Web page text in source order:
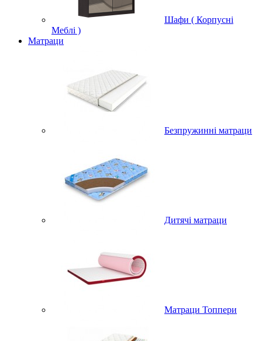
Шафи ( Корпусні
Меблі )
Матраци
Безпружинні матраци
Дитячі матраци
Матраци Топпери